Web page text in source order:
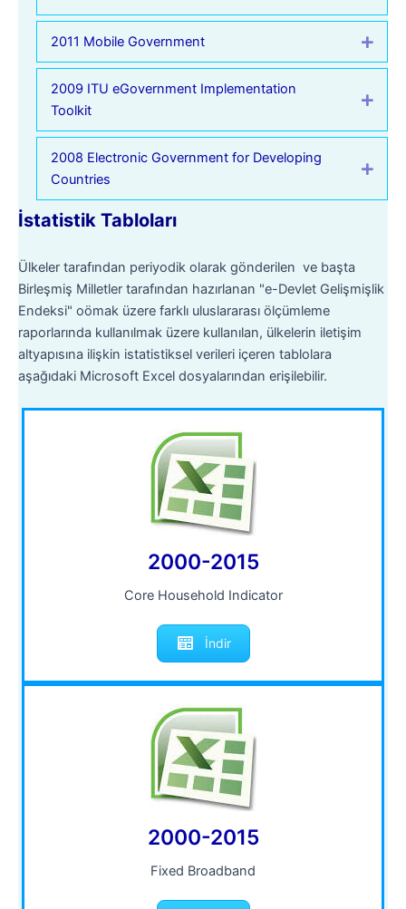
2011 Mobile Government
2009 ITU eGovernment Implementation
Toolkit
2008 Electronic Government for Developing
Countries
İstatistik Tabloları
Ülkeler tarafından periyodik olarak gönderilen ve başta
Birleşmiş Milletler tarafından hazırlanan "e-Devlet Gelişmişlik
Endeksi" oömak üzere farklı uluslararası ölçümleme
raporlarında kullanılmak üzere kullanılan, ülkelerin iletişim
altyapısına ilişkin istatistiksel verileri içeren tablolara
aşağıdaki Microsoft Excel dosyalarından erişilebilir.
2000-2015
Core Household Indicator
İndir
2000-2015
Fixed Broadband